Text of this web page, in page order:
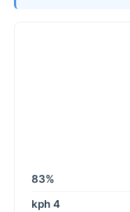
83%
4 kph